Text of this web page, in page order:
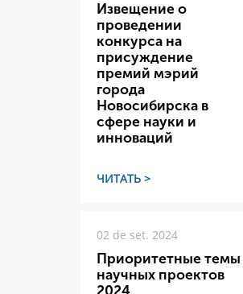
Извещение о
проведении
конкурса на
присуждение
премий мэрий
города
Новосибирска в
сфере науки и
инноваций
ЧИТАТЬ >
02 de set. 2024
Приоритетные темы
научных проектов